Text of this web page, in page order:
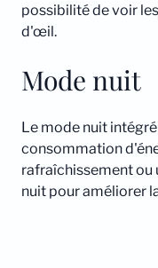
possibilité de voir
d'œil.
Mode nuit
Le mode nuit
consommation
rafraîchissement ou
nuit pour améliorer